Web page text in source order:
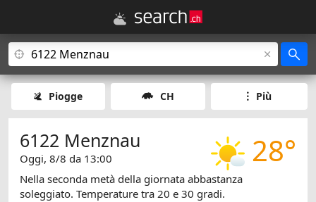
Piogge CH Più
28°
6122 Menznau
Oggi, 8/8 da 13:00
Nella seconda metà della giornata abbastanza
soleggiato. Temperature tra 20 e 30 gradi.